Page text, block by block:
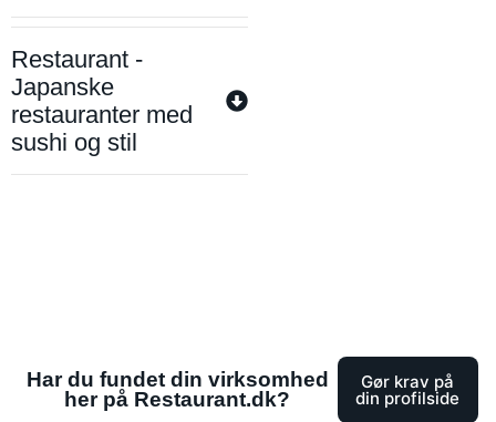
Restaurant -
Japanske
restauranter med
sushi og stil
Har du fundet din virksomhed
her på Restaurant.dk?
Gør krav på
din profilside